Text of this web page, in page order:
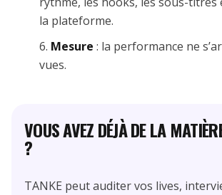
la plateforme.
Mesure : la performance ne
vues.
VOUS AVEZ DÉJÀ DE LA
?
TANKE peut auditer vos lives,